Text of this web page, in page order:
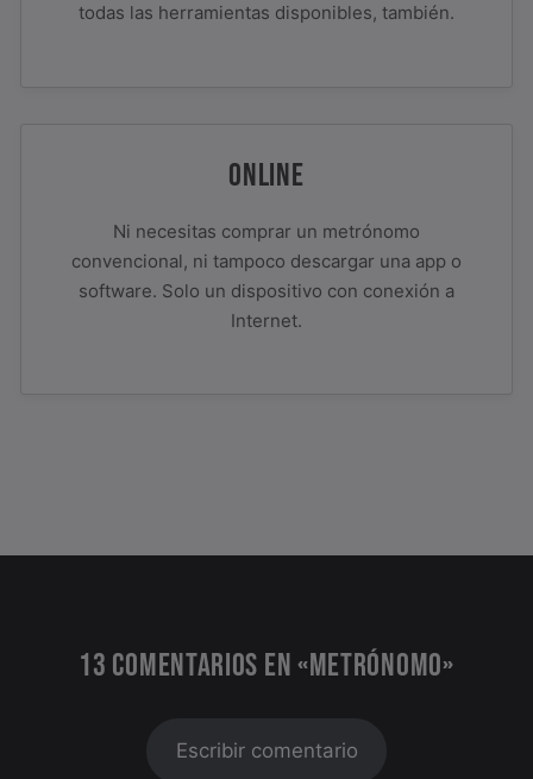
todas las herramientas disponibles, también.
ONLINE
Ni necesitas comprar un metrónomo
convencional, ni tampoco descargar una app o
software. Solo un dispositivo con conexión a
Internet.
13 COMENTARIOS EN «METRÓNOMO»
Escribir comentario